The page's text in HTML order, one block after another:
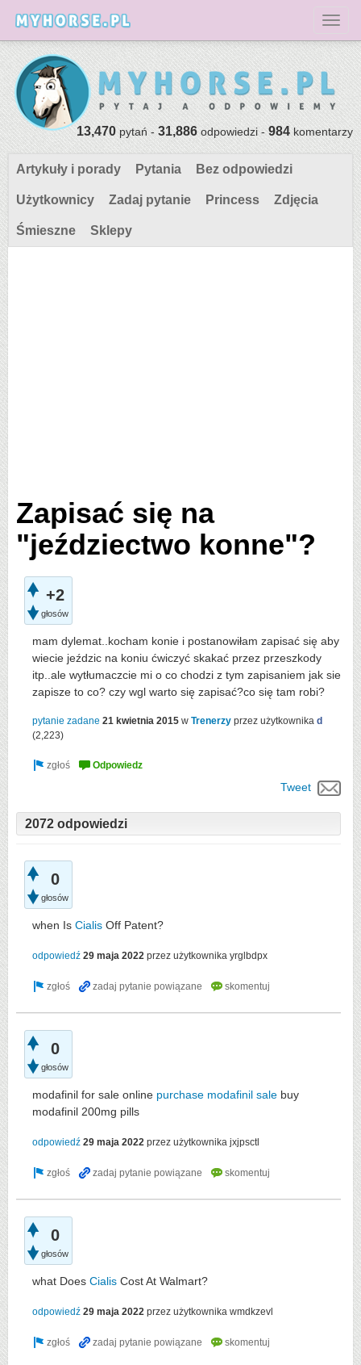
13,470pytań -31,886odpowiedzi -984komentarzy
Artykuły i porady Pytania Bez odpowiedzi
Użytkownicy Zadaj pytanie Princess Zdjęcia
Śmieszne Sklepy
Zapisać się na
"jeździectwo konne"?
+2
głosów
mam dylemat..kocham konie i postanowiłam zapisać się aby
wiecie jeździc na koniu ćwiczyć skakać przez przeszkody
itp..ale wytłumaczcie mi o co chodzi z tym zapisaniem jak sie
zapisze to co? czy wgl warto się zapisać?co się tam robi?
pytanie zadane 21 kwietnia 2015 w Trenerzy przez użytkownika d
(2,223)
Tweet
2072 odpowiedzi
0
głosów
when Is Cialis Off Patent?
odpowiedź 29 maja 2022 przez użytkownika yrglbdpx
0
głosów
modafinil for sale online purchase modafinil sale buy
modafinil 200mg pills
odpowiedź 29 maja 2022 przez użytkownika jxjpsctl
0
głosów
what Does Cialis Cost At Walmart?
odpowiedź 29 maja 2022 przez użytkownika wmdkzevl